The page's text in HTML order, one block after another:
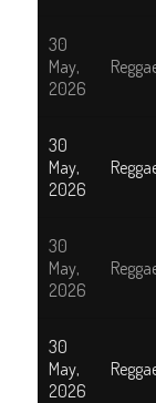
30
May,
2026
30
May,
2026
30
May,
2026
30
May,
2026